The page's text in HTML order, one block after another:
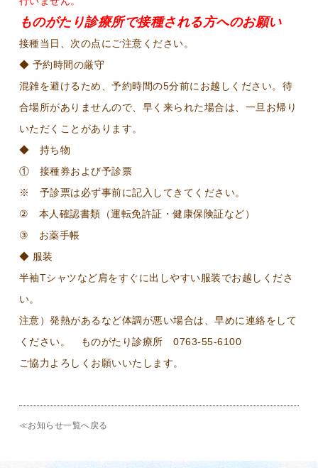
ものがたり診療所で接種される方へのお願い
接種当日、次の点にご注意ください。
◆ 予約時間の厳守
混雑を避けるため、予約時間の5分前にお越しください。待
合場所がありませんので、早く来られた場合は、一旦お帰り
いただくことがあります。
◆ 持ち物
① 接種券および予診票
※ 予診票は必ず事前に記入してきてください。
② 本人確認書類（運転免許証・健康保険証など）
③ お薬手帳
◆ 服装
半袖Tシャツなど肩をすぐに出しやすい服装でお越しくださ
い。
注意）発熱があるなど体調が悪い場合は、早めに連絡をして
ください。 ものがたり診療所 0763-55-6100
ご協力よろしくお願いいたします。
≪お知らせ一覧へ戻る